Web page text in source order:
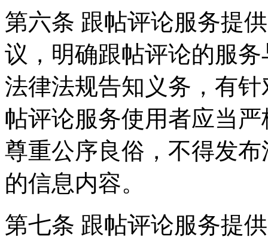
第六条 跟帖评论服务提
议，明确跟帖评论的服
法律法规告知义务，有
帖评论服务使用者应当
尊重公序良俗，不得发
的信息内容。
第七条 跟帖评论服务提